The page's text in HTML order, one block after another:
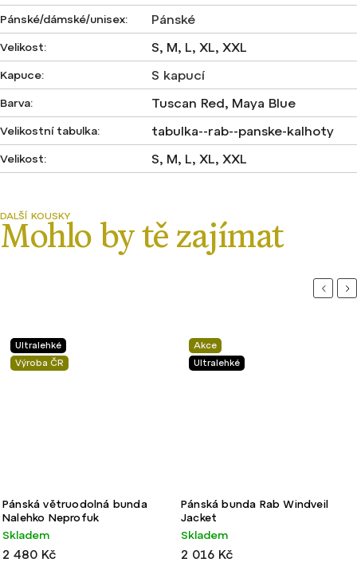
Pánské/dámské/unisex: Pánské
Velikost: S, M, L, XL, XXL
Kapuce: S kapucí
Barva: Tuscan Red, Maya Blue
Velikostní tabulka: tabulka--rab--panske-kalhoty
Velikost: S, M, L, XL, XXL
Ultralehké
Výroba ČR
Pánská větruodolná bunda
Nalehko Neprofuk
Skladem
2 480 Kč
Akce
Ultralehké
Pánská bunda Rab Windveil
Jacket
Skladem
2 016 Kč